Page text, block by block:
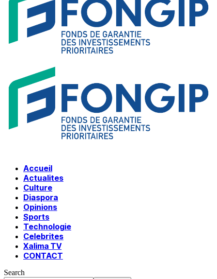
Accueil
Actualites
Culture
Diaspora
Opinions
Sports
Technologie
Celebrites
Xalima TV
CONTACT
Search